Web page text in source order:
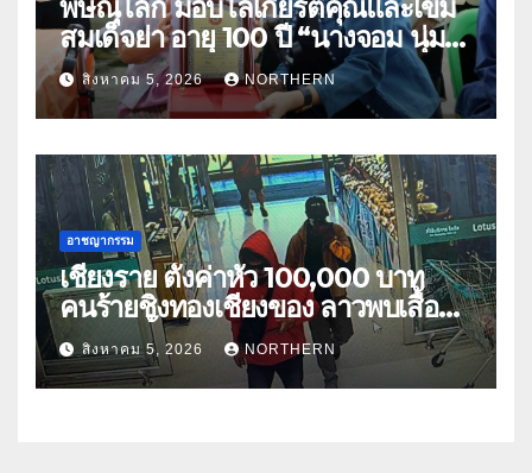
พิษณุโลก มอบโล่เกียรติคุณและเข็ม
สมเด็จย่า อายุ 100 ปี “นางจอม นุ่ม
เนตร” ตำบลบ้านกร่าง อำเภอเมือง
สิงหาคม 5, 2026 NORTHERN
อาชญากรรม
เชียงราย ตั้งค่าหัว 100,000 บาท
คนร้ายชิงทองเชียงของ ลาวพบเสื้อผ้า
คนร้ายตั้งจุดตรวจตามเส้นทาง
สิงหาคม 5, 2026 NORTHERN